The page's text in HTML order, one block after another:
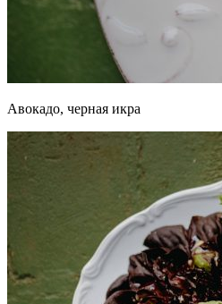
Авокадо, черная икра